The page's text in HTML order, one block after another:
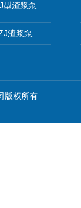
型渣浆泵
渣浆泵
版权所有